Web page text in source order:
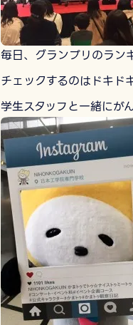
毎日、グランプリのラン
チェックするのはドキド
学生スタッフと一緒にが